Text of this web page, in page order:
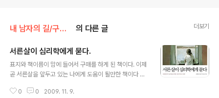
내 남자의 길/구입도서 의 다른 글 더보기
서른살이 심리학에게 묻다.
표지와 책이름이 맘에 들어서 구매를 하게 된 책이다. 이제
곧 서른살을 앞두고 있는 나에게 도움이 될만한 책이다 싶
날이 머지 않았다. 20대에 하고자 했던 많은 일들을 남겨
0 0 2009. 11. 9.